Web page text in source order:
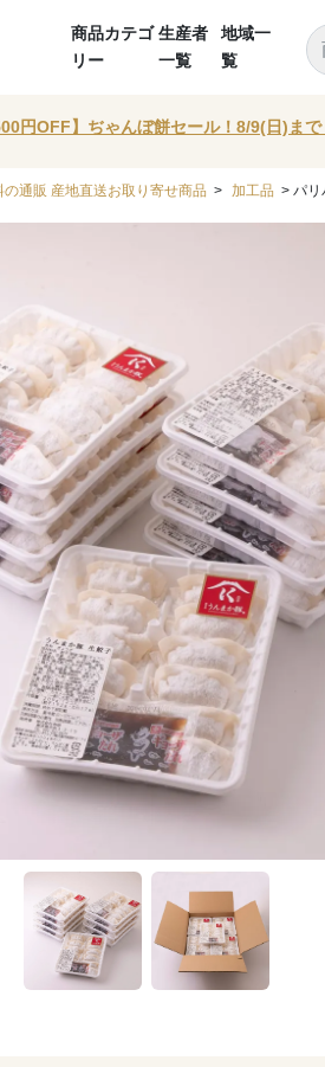
商品カテゴ
リー
生産者
一覧
地域一
覧
円OFF】ぢゃんぼ餅セール！8/9(日)ま
通販 産地直送お取り寄せ商品 > 加工品 > パ